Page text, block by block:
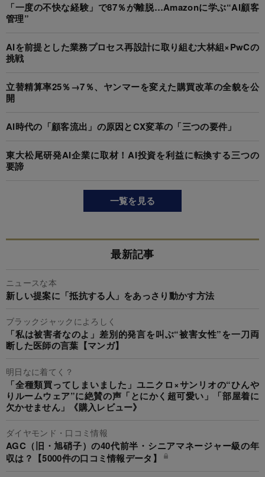
「一度の不快な経験」で87％が離脱…Amazonに学ぶ“AI顧客
管理”
AIを前提とした業務プロセス再設計に取り組む大林組×PwCの
挑戦
立替精算率25％→7％、ヤンマーを変えた購買改革の全貌を公
開
AI時代の「顧客流出」の原因とCX変革の「三つの要件」
東大松尾研発AI企業に取材！AI投資を利益に転換する三つの
要諦
一覧を見る
最新記事
ニュースな本
新しい提案に「抵抗する人」をあっさり動かす方法
ブラックジャックによろしく
「私は被害者なのよ」差別的発言を叫ぶ“被害女性”を一刀両
断した医師の言葉【マンガ】
明日なに着てく？
「全種類買ってしまいました」ユニクロ×サンリオの“ひんや
りルームウェア”に絶賛の声「とにかく超可愛い」「部屋着に
欠かせません」《購入レビュー》
ダイヤモンド・口コミ情報
AGC（旧・旭硝子）の40代前半・シニアマネージャー級の年
収は？【5000件の口コミ情報データ】